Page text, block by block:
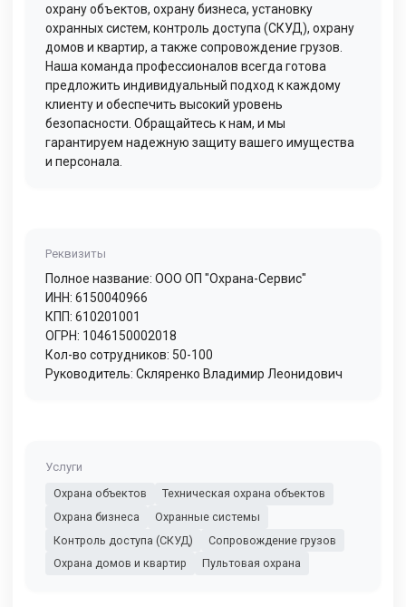
охрану объектов, охрану бизнеса, установку
охранных систем, контроль доступа (СКУД), охрану
домов и квартир, а также сопровождение грузов.
Наша команда профессионалов всегда готова
предложить индивидуальный подход к каждому
клиенту и обеспечить высокий уровень
безопасности. Обращайтесь к нам, и мы
гарантируем надежную защиту вашего имущества
и персонала.
Реквизиты
Полное название: ООО ОП "Охрана-Сервис"
ИНН: 6150040966
КПП: 610201001
ОГРН: 1046150002018
Кол-во сотрудников: 50-100
Руководитель: Скляренко Владимир Леонидович
Услуги
Охрана объектов
Техническая охрана объектов
Охрана бизнеса
Охранные системы
Контроль доступа (СКУД)
Сопровождение грузов
Охрана домов и квартир
Пультовая охрана